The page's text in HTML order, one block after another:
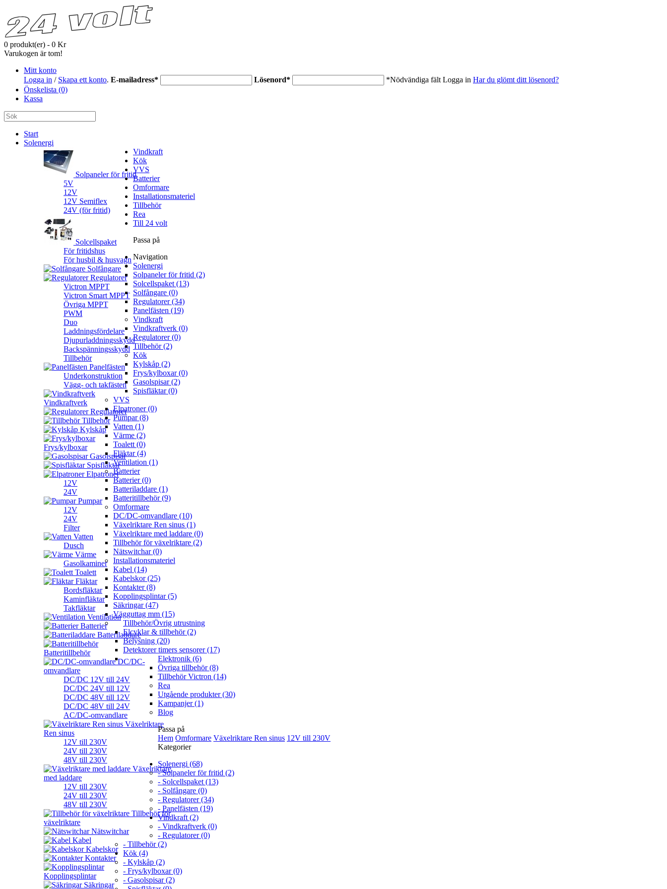
0 produkt(er) - 0 Kr
Varukogen är tom!
Mitt konto
Logga in / Skapa ett konto. E-mailadress* Lösenord* *Nödvändiga fält Logga in Har du glömt ditt lösenord?
Önskelista (0)
Kassa
Start
Solenergi
Solpaneler för fritid
5V
12V
12V Semiflex
24V (för fritid)
Solcellspaket
För fritidshus
För husbil & husvagn
Solfångare
Regulatorer
Victron MPPT
Victron Smart MPPT
Övriga MPPT
PWM
Duo
Laddningsfördelare
Djupurladdningsskydd
Backspänningsskydd
Tillbehör
Panelfästen
Underkonstruktion
Vägg- och takfästen
Vindkraft
Vindkraftverk
Regulatorer
Tillbehör
Kök
Kylskåp
Frys/kylboxar
Gasolspisar
Spisfläktar
VVS
Elpatroner
12V
24V
Pumpar
12V
24V
Filter
Vatten
Dusch
Värme
Gasolkaminer
Toalett
Fläktar
Bordsfläktar
Kaminfläktar
Takfläktar
Ventilation
Batterier
Batterier
Batteriladdare
Batteritillbehör
Omformare
DC/DC-
omvandlare
DC/DC 12V till 24V
DC/DC 24V till 12V
DC/DC 48V till 12V
DC/DC 48V till 24V
AC/DC-omvandlare
Växelriktare
Ren sinus
12V till 230V
24V till 230V
48V till 230V
Växelriktare
med laddare
12V till 230V
24V till 230V
48V till 230V
Tillbehör för
växelriktare
Nätswitchar
Installationsmateriel
Kabel
Kabelskor
Kontakter
Kopplingsplintar
Säkringar
Tillbehör
Rea
Till 24 volt
Passa på
Navigation
Solenergi
Solpaneler för fritid (2)
Solcellspaket (13)
Solfångare (0)
Regulatorer (34)
Panelfästen (19)
Vindkraft
Vindkraftverk (0)
Regulatorer (0)
Tillbehör (2)
Kök
Kylskåp (2)
Frys/kylboxar (0)
Gasolspisar (2)
Spisfläktar (0)
VVS
Elpatroner (0)
Pumpar (8)
Vatten (1)
Värme (2)
Toalett (0)
Fläktar (4)
Ventilation (1)
Batterier
Batterier (0)
Batteriladdare (1)
Batteritillbehör (9)
Omformare
DC/DC-omvandlare (10)
Växelriktare Ren sinus (1)
Växelriktare med laddare (0)
Tillbehör för växelriktare (2)
Nätswitchar (0)
Installationsmateriel
Kabel (14)
Kabelskor (25)
Kontakter (8)
Kopplingsplintar (5)
Säkringar (47)
Vägguttag mm (15)
Tillbehör/Övrig utrustning
Elcyklar & tillbehör (2)
Belysning (20)
Detektorer timers sensorer (17)
Elektronik (6)
Övriga tillbehör (8)
Tillbehör Victron (14)
Rea
Utgående produkter (30)
Kampanjer (1)
Blog
Passa på
Hem Omformare Växelriktare Ren sinus 12V till 230V
Kategorier
Solenergi (68)
- Solpaneler för fritid (2)
- Solcellspaket (13)
- Solfångare (0)
- Regulatorer (34)
- Panelfästen (19)
Vindkraft (2)
- Vindkraftverk (0)
- Regulatorer (0)
- Tillbehör (2)
Kök (4)
- Kylskåp (2)
- Frys/kylboxar (0)
- Gasolspisar (2)